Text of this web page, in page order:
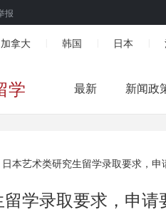
报
加拿大 韩国 日本
学 最新 新闻政
日本艺术类研究生留学录取要求，申
学录取要求，申请